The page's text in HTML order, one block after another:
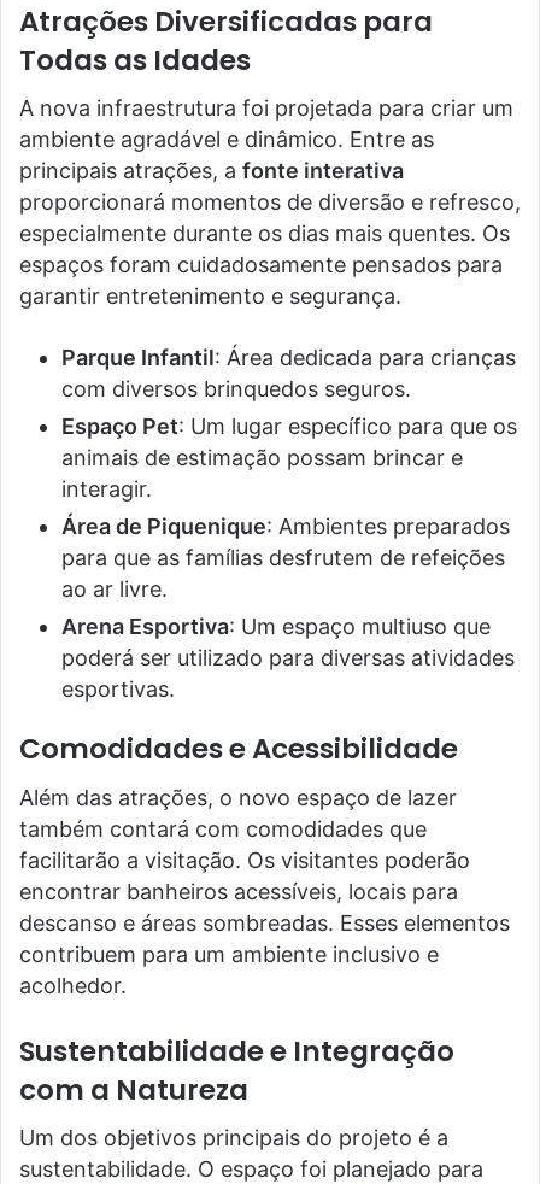
Atrações Diversificadas para
Todas as Idades
A nova infraestrutura foi projetada para criar um
ambiente agradável e dinâmico. Entre as
principais atrações, a fonte interativa
proporcionará momentos de diversão e refresco,
especialmente durante os dias mais quentes. Os
espaços foram cuidadosamente pensados para
garantir entretenimento e segurança.
Parque Infantil: Área dedicada para crianças
com diversos brinquedos seguros.
Espaço Pet: Um lugar específico para que os
animais de estimação possam brincar e
interagir.
Área de Piquenique: Ambientes preparados
para que as famílias desfrutem de refeições
ao ar livre.
Arena Esportiva: Um espaço multiuso que
poderá ser utilizado para diversas atividades
esportivas.
Comodidades e Acessibilidade
Além das atrações, o novo espaço de lazer
também contará com comodidades que
facilitarão a visitação. Os visitantes poderão
encontrar banheiros acessíveis, locais para
descanso e áreas sombreadas. Esses elementos
contribuem para um ambiente inclusivo e
acolhedor.
Sustentabilidade e Integração
com a Natureza
Um dos objetivos principais do projeto é a
sustentabilidade. O espaço foi planejado para